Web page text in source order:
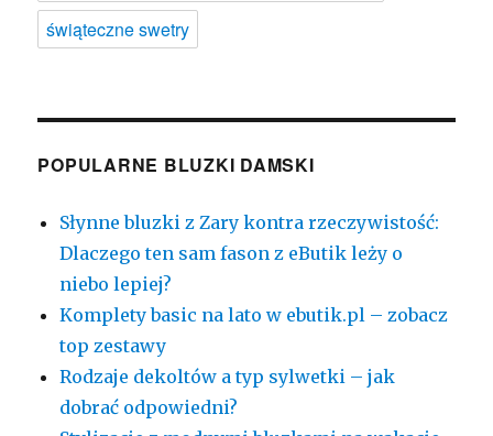
świąteczne swetry
POPULARNE BLUZKI DAMSKI
Słynne bluzki z Zary kontra rzeczywistość:
Dlaczego ten sam fason z eButik leży o
niebo lepiej?
Komplety basic na lato w ebutik.pl – zobacz
top zestawy
Rodzaje dekoltów a typ sylwetki – jak
dobrać odpowiedni?